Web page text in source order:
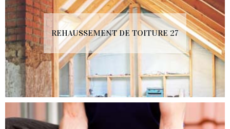
REHAUSSEMENT DE TOITURE 27